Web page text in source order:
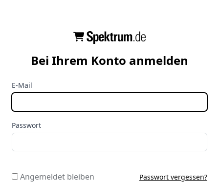
Bei Ihrem Konto anmelden
E-Mail
Passwort
Angemeldet bleiben Passwort vergessen?